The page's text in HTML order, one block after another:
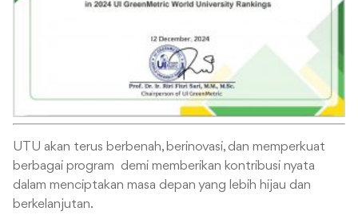
UTU akan terus berbenah, berinovasi, dan memperkuat
berbagai program demi memberikan kontribusi nyata
dalam menciptakan masa depan yang lebih hijau dan
berkelanjutan.